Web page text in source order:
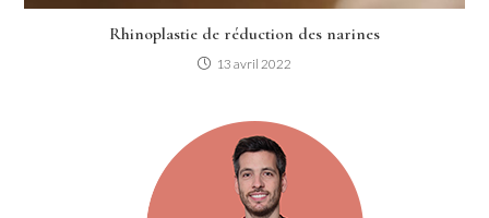
Rhinoplastie de réduction des narines
13 avril 2022